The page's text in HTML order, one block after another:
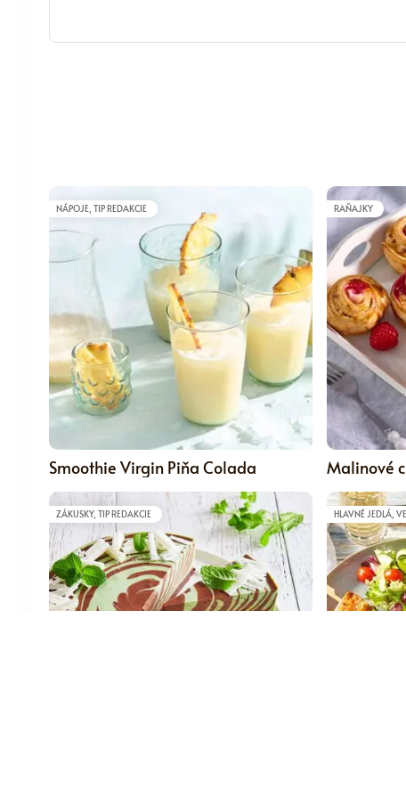
NÁPOJE, TIP REDAKCIE
Smoothie Virgin Piňa Colada
RAŇAJKY
Malinové
ZÁKUSKY, TIP REDAKCIE HLAVNÉ JEDLÁ,